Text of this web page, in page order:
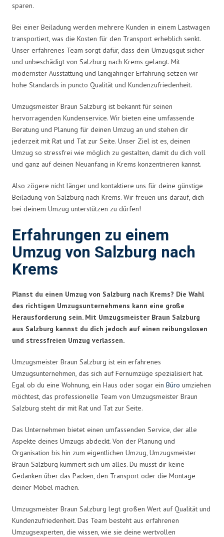
sparen.
Bei einer Beiladung werden mehrere Kunden in einem Lastwagen
transportiert, was die Kosten für den Transport erheblich senkt.
Unser erfahrenes Team sorgt dafür, dass dein Umzugsgut sicher
und unbeschädigt von Salzburg nach Krems gelangt. Mit
modernster Ausstattung und langjähriger Erfahrung setzen wir
hohe Standards in puncto Qualität und Kundenzufriedenheit.
Umzugsmeister Braun Salzburg ist bekannt für seinen
hervorragenden Kundenservice. Wir bieten eine umfassende
Beratung und Planung für deinen Umzug an und stehen dir
jederzeit mit Rat und Tat zur Seite. Unser Ziel ist es, deinen
Umzug so stressfrei wie möglich zu gestalten, damit du dich voll
und ganz auf deinen Neuanfang in Krems konzentrieren kannst.
Also zögere nicht länger und kontaktiere uns für deine günstige
Beiladung von Salzburg nach Krems. Wir freuen uns darauf, dich
bei deinem Umzug unterstützen zu dürfen!
Erfahrungen zu einem
Umzug von Salzburg nach
Krems
Planst du einen Umzug von Salzburg nach Krems? Die Wahl
des richtigen Umzugsunternehmens kann eine große
Herausforderung sein. Mit Umzugsmeister Braun Salzburg
aus Salzburg kannst du dich jedoch auf einen reibungslosen
und stressfreien Umzug verlassen.
Umzugsmeister Braun Salzburg ist ein erfahrenes
Umzugsunternehmen, das sich auf Fernumzüge spezialisiert hat.
Egal ob du eine Wohnung, ein Haus oder sogar ein Büro umziehen
möchtest, das professionelle Team von Umzugsmeister Braun
Salzburg steht dir mit Rat und Tat zur Seite.
Das Unternehmen bietet einen umfassenden Service, der alle
Aspekte deines Umzugs abdeckt. Von der Planung und
Organisation bis hin zum eigentlichen Umzug, Umzugsmeister
Braun Salzburg kümmert sich um alles. Du musst dir keine
Gedanken über das Packen, den Transport oder die Montage
deiner Möbel machen.
Umzugsmeister Braun Salzburg legt großen Wert auf Qualität und
Kundenzufriedenheit. Das Team besteht aus erfahrenen
Umzugsexperten, die wissen, wie sie deine wertvollen